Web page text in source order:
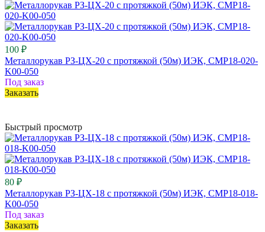
100 ₽
Металлорукав РЗ-ЦХ-20 с протяжкой (50м) ИЭК, CMP18-020-
K00-050
Под заказ
Заказать
Быстрый просмотр
80 ₽
Металлорукав РЗ-ЦХ-18 с протяжкой (50м) ИЭК, CMP18-018-
K00-050
Под заказ
Заказать